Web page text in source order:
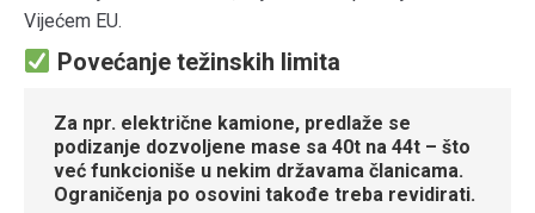
Vijećem EU.
Povećanje težinskih limita
Za npr. električne kamione, predlaže se
podizanje dozvoljene mase sa 40t na 44t – što
već funkcioniše u nekim državama članicama.
Ograničenja po osovini takođe treba revidirati.